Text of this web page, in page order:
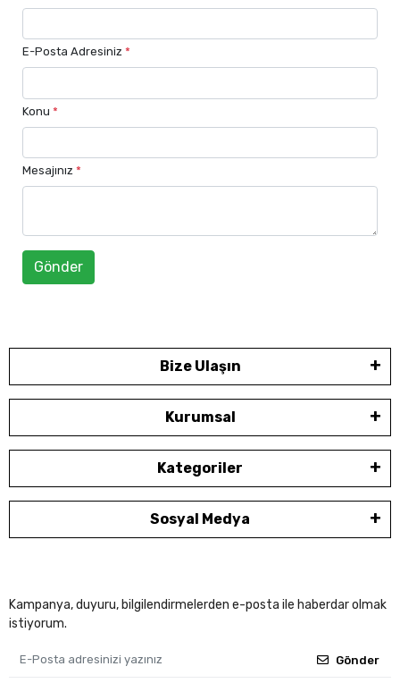
E-Posta Adresiniz *
Konu *
Mesajınız *
Gönder
Bize Ulaşın
Kurumsal
Kategoriler
Sosyal Medya
Kampanya, duyuru, bilgilendirmelerden e-posta ile haberdar olmak
istiyorum.
Gönder